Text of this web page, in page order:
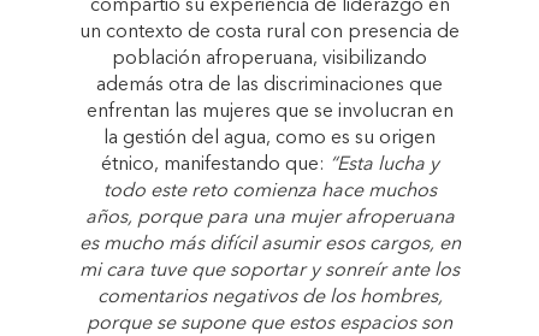
compartió su experiencia de liderazgo en
un contexto de costa rural con presencia de
población afroperuana, visibilizando
además otra de las discriminaciones que
enfrentan las mujeres que se involucran en
la gestión del agua, como es su origen
étnico, manifestando que: “Esta lucha y
todo este reto comienza hace muchos
años, porque para una mujer afroperuana
es mucho más difícil asumir esos cargos, en
mi cara tuve que soportar y sonreír ante los
comentarios negativos de los hombres,
porque se supone que estos espacios son